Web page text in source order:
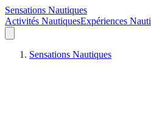
Sensations Nautiques
Activités NautiquesExpériences
Sensations Nautiques